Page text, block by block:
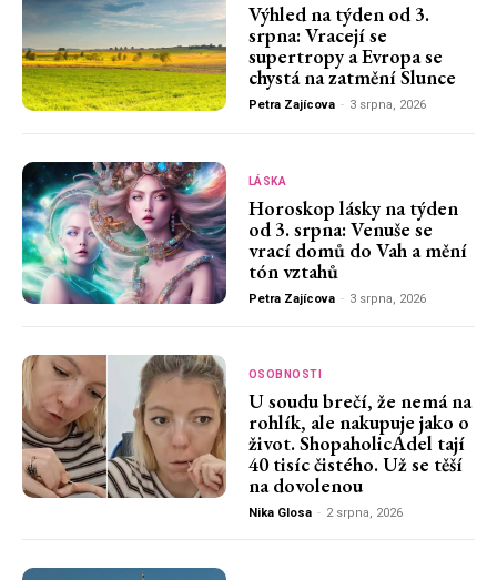
Výhled na týden od 3.
srpna: Vracejí se
supertropy a Evropa se
chystá na zatmění Slunce
Petra Zajícova - 3 srpna, 2026
LÁSKA
Horoskop lásky na týden
od 3. srpna: Venuše se
vrací domů do Vah a mění
tón vztahů
Petra Zajícova - 3 srpna, 2026
OSOBNOSTI
U soudu brečí, že nemá na
rohlík, ale nakupuje jako o
život. ShopaholicAdel tají
40 tisíc čistého. Už se těší
na dovolenou
Nika Glosa - 2 srpna, 2026